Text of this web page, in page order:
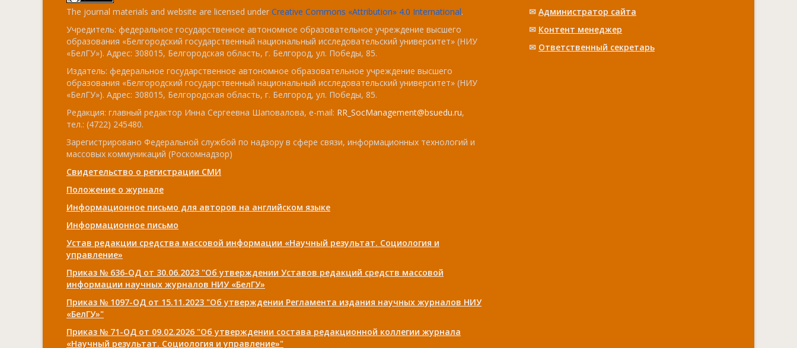
The journal materials and website are licensed under Creative Commons «Attribution» 4.0 International.
Учредитель: федеральное государственное автономное образовательное учреждение высшего
образования «Белгородский государственный национальный исследовательский университет» (НИУ
«БелГУ»). Адрес: 308015, Белгородская область, г. Белгород, ул. Победы, 85.
Издатель: федеральное государственное автономное образовательное учреждение высшего
образования «Белгородский государственный национальный исследовательский университет» (НИУ
«БелГУ»). Адрес: 308015, Белгородская область, г. Белгород, ул. Победы, 85.
Редакция: главный редактор Инна Сергеевна Шаповалова, e-mail: RR_SocManagement@bsuedu.ru,
тел.: (4722) 245480.
Зарегистрировано Федеральной службой по надзору в сфере связи, информационных технологий и
массовых коммуникаций (Роскомнадзор)
Свидетельство о регистрации СМИ
Положение о журнале
Информационное письмо для авторов на английском языке
Информационное письмо
Устав редакции средства массовой информации «Научный результат. Социология и
управление»
Приказ № 636-ОД от 30.06.2023 "Об утверждении Уставов редакций средств массовой
информации научных журналов НИУ «БелГУ»
Приказ № 1097-ОД от 15.11.2023 "Об утверждении Регламента издания научных журналов НИУ
«БелГУ»"
Приказ № 71-ОД от 09.02.2026 "Об утверждении состава редакционной коллегии журнала
«Научный результат. Социология и управление»"
✉ Администратор сайта
✉ Контент менеджер
✉ Ответственный cекретарь